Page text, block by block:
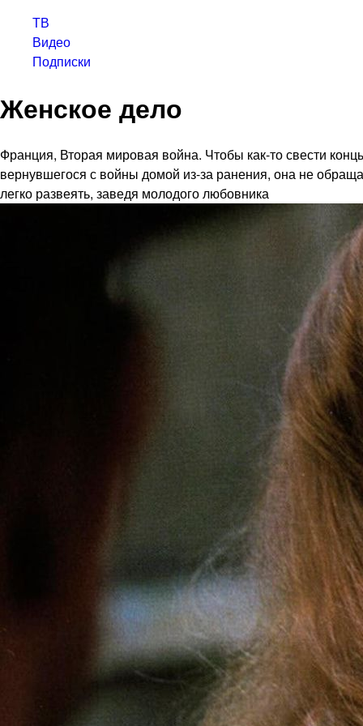
ТВ
Видео
Подписки
Женское дело
Франция, Вторая мировая война. Чтобы как-то свести
вернувшегося с войны домой из-за ранения, она не
легко развеять, заведя молодого любовника